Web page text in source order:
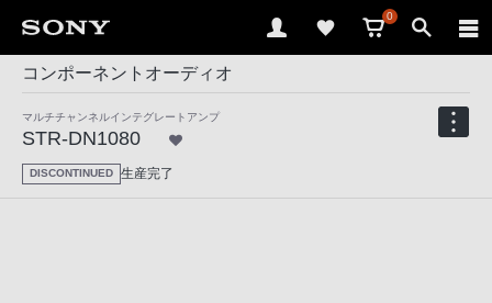
0
コンポーネントオーディオ
マルチチャンネルインテグレートアンプ
STR-DN1080
DISCONTINUED 生産完了